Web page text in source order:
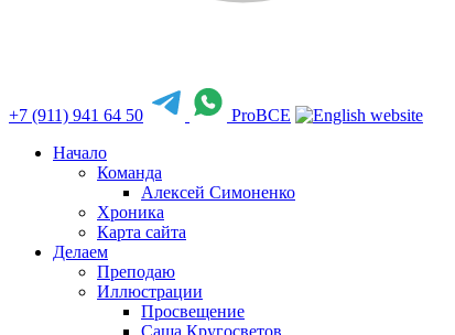
+7 (911) 941 64 50
ProBCE
Начало
Команда
Алексей Симоненко
Хроника
Карта сайта
Делаем
Преподаю
Иллюстрации
Просвещение
Саша Кругосветов